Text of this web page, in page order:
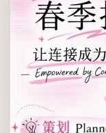
12:00 AM
通过海报报名即可
所有温肯学生